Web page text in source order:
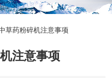
草药粉碎机注意事项
注意事项